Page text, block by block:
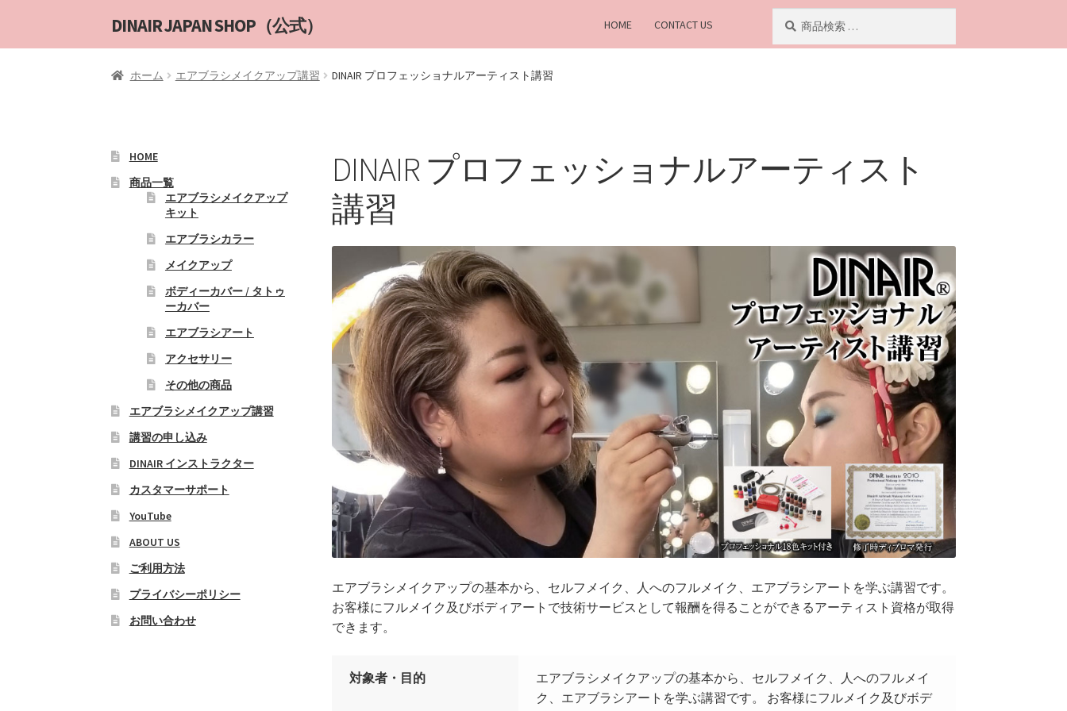
ナ
ビ
ー
へ
ス
コ
ン
ン
キ
ッ
DINAIR JAPAN SHOP（公式） HOME CONTACT US
対
ホーム エアブラシメイクアップ講習 DINAIR プロフェッショナルアーティスト講習
DINAIR プロフェッショナルアーティスト
講習
エアブラシメイクアップの基本から、セルフメイク、人へのフルメイク、エアブラシアートを学ぶ講習です。
お客様にフルメイク及びボディアートで技術サービスとして報酬を得ることができるアーティスト資格が取得
できます。
対象者・目的
エアブラシメイクアップの基本から、セルフメイク、人へのフルメイ
ク、エアブラシアートを学ぶ講習です。 お客様にフルメイク及びボデ
HOME
商品一覧
エアブラシメイクアップ
キット
エアブラシカラー
メイクアップ
ボディーカバー / タトゥ
ーカバー
エアブラシアート
アクセサリー
その他の商品
エアブラシメイクアップ講習
講習の申し込み
DINAIR インストラクター
カスタマーサポート
YouTube
ABOUT US
ご利用方法
プライバシーポリシー
お問い合わせ